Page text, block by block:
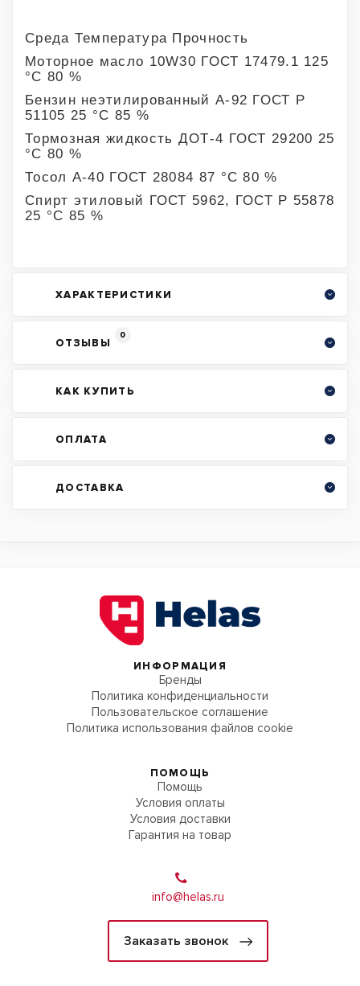
Среда Температура Прочность
Моторное масло 10W30 ГОСТ 17479.1 125
°С 80 %
Бензин неэтилированный А-92 ГОСТ Р
51105 25 °С 85 %
Тормозная жидкость ДОТ-4 ГОСТ 29200 25
°С 80 %
Тосол А-40 ГОСТ 28084 87 °С 80 %
Спирт этиловый ГОСТ 5962, ГОСТ Р 55878
25 °С 85 %
ХАРАКТЕРИСТИКИ
ОТЗЫВЫ
0
КАК КУПИТЬ
ОПЛАТА
ДОСТАВКА
ИНФОРМАЦИЯ
Бренды
Политика конфиденциальности
Пользовательское соглашение
Политика использования файлов cookie
ПОМОЩЬ
Помощь
Условия оплаты
Условия доставки
Гарантия на товар
info@helas.ru
Заказать звонок